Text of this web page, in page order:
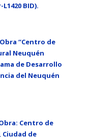
BID).
“Centro de
Neuquén
de Desarrollo
del Neuquén
Centro de
de